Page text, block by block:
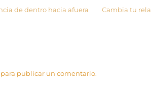
de dentro hacia afuera
Cambia tu
para publicar un comentario.